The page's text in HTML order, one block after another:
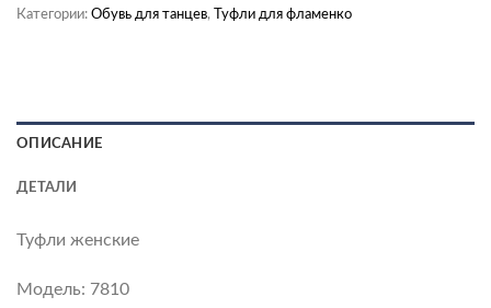
Категории: Обувь для танцев, Туфли для фламенко
ОПИСАНИЕ
ДЕТАЛИ
Туфли женские
Модель: 7810